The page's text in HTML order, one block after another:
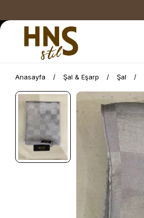
Anasayfa Şal & Eşarp Şal